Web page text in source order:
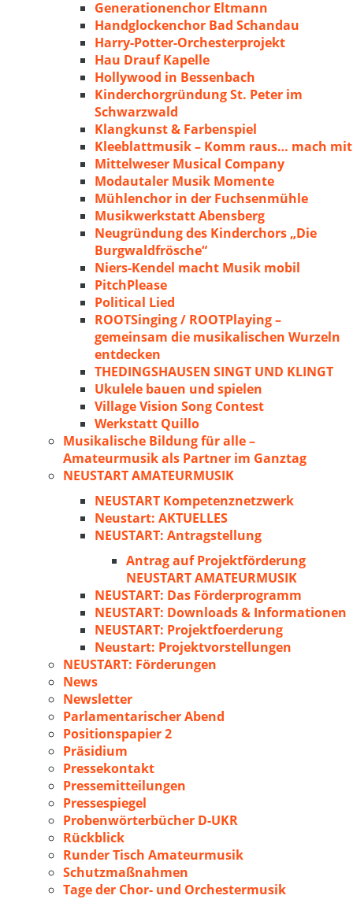
Generationenchor Eltmann
Handglockenchor Bad Schandau
Harry-Potter-Orchesterprojekt
Hau Drauf Kapelle
Hollywood in Bessenbach
Kinderchorgründung St. Peter im
Schwarzwald
Klangkunst & Farbenspiel
Kleeblattmusik – Komm raus… mach mit
Mittelweser Musical Company
Modautaler Musik Momente
Mühlenchor in der Fuchsenmühle
Musikwerkstatt Abensberg
Neugründung des Kinderchors „Die
Burgwaldfrösche“
Niers-Kendel macht Musik mobil
PitchPlease
Political Lied
ROOTSinging / ROOTPlaying –
gemeinsam die musikalischen Wurzeln
entdecken
THEDINGSHAUSEN SINGT UND KLINGT
Ukulele bauen und spielen
Village Vision Song Contest
Werkstatt Quillo
Musikalische Bildung für alle –
Amateurmusik als Partner im Ganztag
NEUSTART AMATEURMUSIK
NEUSTART Kompetenznetzwerk
Neustart: AKTUELLES
NEUSTART: Antragstellung
Antrag auf Projektförderung
NEUSTART AMATEURMUSIK
NEUSTART: Das Förderprogramm
NEUSTART: Downloads & Informationen
NEUSTART: Projektfoerderung
Neustart: Projektvorstellungen
NEUSTART: Förderungen
News
Newsletter
Parlamentarischer Abend
Positionspapier 2
Präsidium
Pressekontakt
Pressemitteilungen
Pressespiegel
Probenwörterbücher D-UKR
Rückblick
Runder Tisch Amateurmusik
Schutzmaßnahmen
Tage der Chor- und Orchestermusik